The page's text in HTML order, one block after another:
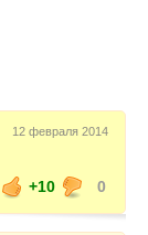
12 февраля 2014
+10
0